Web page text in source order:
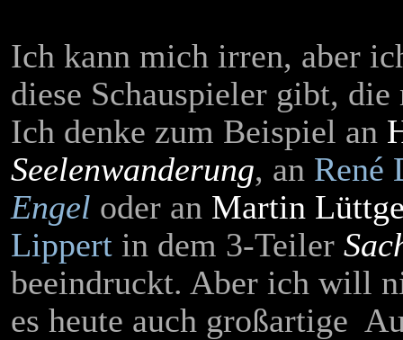
Ich kann mich irren, aber
diese Schauspieler gibt,
Ich denke zum Beispiel an
Seelenwanderung, an René
Engel oder an Martin
Lippert in dem 3-Teiler
beeindruckt. Aber ich will
es heute auch großartige